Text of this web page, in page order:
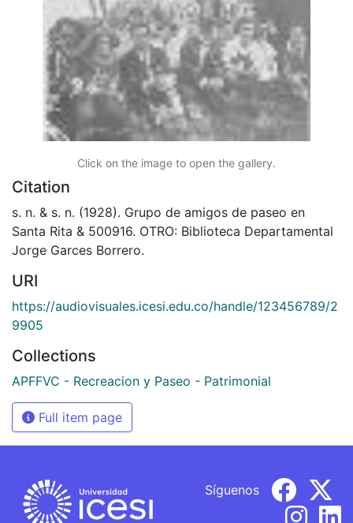
Click on the image to open the gallery.
Citation
s. n. & s. n. (1928). Grupo de amigos de paseo en
Santa Rita & 500916. OTRO: Biblioteca Departamental
Jorge Garces Borrero.
URI
https://audiovisuales.icesi.edu.co/handle/123456789/2
9905
Collections
APFFVC - Recreacion y Paseo - Patrimonial
Full item page
Síguenos